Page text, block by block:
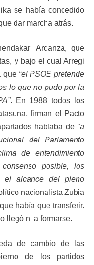
se había concedido
dar marcha atrás.
Ardanza, que
y bajo el cual Arregi
que “el PSOE pretende
lo que no pudo por la
. En 1988 todos los
firman el Pacto
hablaba de “a
del Parlamento
de entendimiento
posible, los
el alcance del pleno
nacionalista Zubia
había que transferir.
llegó ni a formarse.
de cambio de las
de los partidos